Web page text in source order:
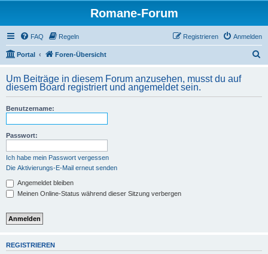
Romane-Forum
FAQ Regeln Anmelden
Registrieren
Portal Foren-Übersicht
h
Um Beiträge in diesem Forum anzusehen, musst du auf
diesem Board registriert und angemeldet sein.
Benutzername:
Passwort:
Ich habe mein Passwort vergessen
Die Aktivierungs-E-Mail erneut senden
Angemeldet bleiben
Meinen Online-Status während dieser Sitzung verbergen
REGISTRIEREN